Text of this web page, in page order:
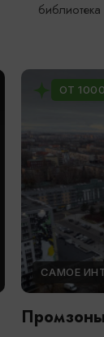
ОТ
САМОЕ